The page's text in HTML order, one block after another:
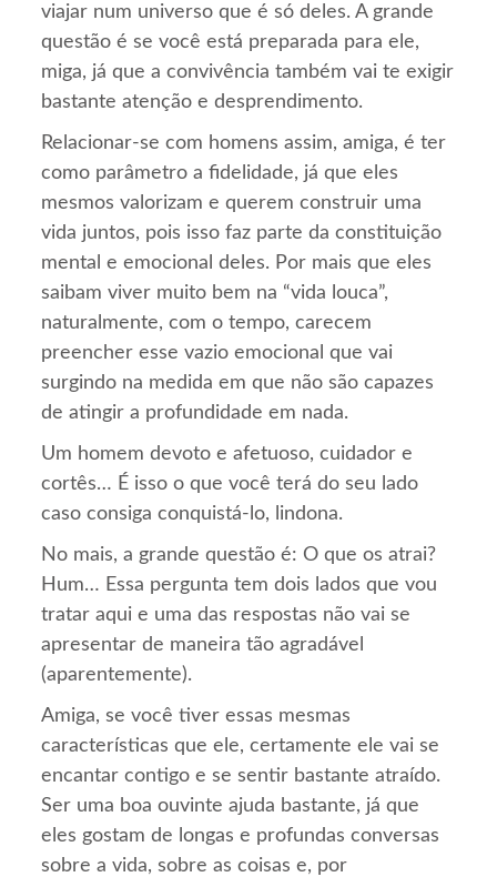
viajar num universo que é só deles. A grande
questão é se você está preparada para ele,
miga, já que a convivência também vai te exigir
bastante atenção e desprendimento.
Relacionar-se com homens assim, amiga, é ter
como parâmetro a fidelidade, já que eles
mesmos valorizam e querem construir uma
vida juntos, pois isso faz parte da constituição
mental e emocional deles. Por mais que eles
saibam viver muito bem na “vida louca”,
naturalmente, com o tempo, carecem
preencher esse vazio emocional que vai
surgindo na medida em que não são capazes
de atingir a profundidade em nada.
Um homem devoto e afetuoso, cuidador e
cortês… É isso o que você terá do seu lado
caso consiga conquistá-lo, lindona.
No mais, a grande questão é: O que os atrai?
Hum… Essa pergunta tem dois lados que vou
tratar aqui e uma das respostas não vai se
apresentar de maneira tão agradável
(aparentemente).
Amiga, se você tiver essas mesmas
características que ele, certamente ele vai se
encantar contigo e se sentir bastante atraído.
Ser uma boa ouvinte ajuda bastante, já que
eles gostam de longas e profundas conversas
sobre a vida, sobre as coisas e, por